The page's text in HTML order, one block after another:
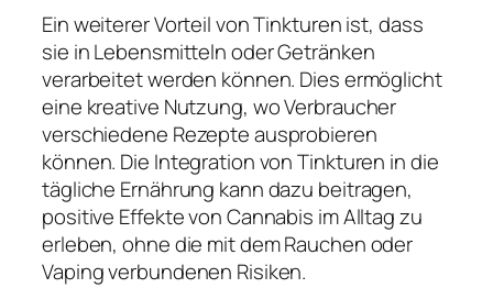
Ein weiterer Vorteil von Tinkturen ist, dass
sie in Lebensmitteln oder Getränken
verarbeitet werden können. Dies ermöglicht
eine kreative Nutzung, wo Verbraucher
verschiedene Rezepte ausprobieren
können. Die Integration von Tinkturen in die
tägliche Ernährung kann dazu beitragen,
positive Effekte von Cannabis im Alltag zu
erleben, ohne die mit dem Rauchen oder
Vaping verbundenen Risiken.